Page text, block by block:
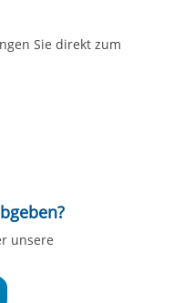
Sie direkt zum
unsere